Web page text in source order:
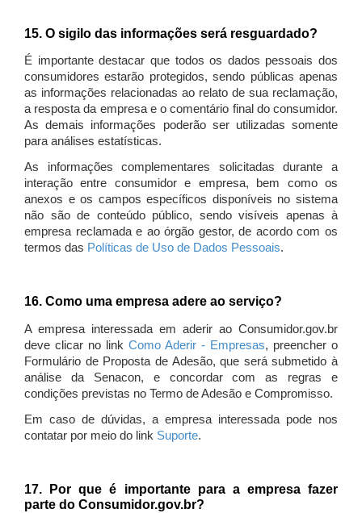
15. O sigilo das informações será resguardado?
É importante destacar que todos os dados pessoais dos
consumidores estarão protegidos, sendo públicas apenas
as informações relacionadas ao relato de sua reclamação,
a resposta da empresa e o comentário final do consumidor.
As demais informações poderão ser utilizadas somente
para análises estatísticas.
As informações complementares solicitadas durante a
interação entre consumidor e empresa, bem como os
anexos e os campos específicos disponíveis no sistema
não são de conteúdo público, sendo visíveis apenas à
empresa reclamada e ao órgão gestor, de acordo com os
termos das Políticas de Uso de Dados Pessoais.
16. Como uma empresa adere ao serviço?
A empresa interessada em aderir ao Consumidor.gov.br
deve clicar no link Como Aderir - Empresas, preencher o
Formulário de Proposta de Adesão, que será submetido à
análise da Senacon, e concordar com as regras e
condições previstas no Termo de Adesão e Compromisso.
Em caso de dúvidas, a empresa interessada pode nos
contatar por meio do link Suporte.
17. Por que é importante para a empresa fazer
parte do Consumidor.gov.br?